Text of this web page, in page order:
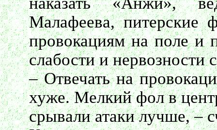
Малафеева, питерские
провокациям на поле и
слабости и нервозности
– Отвечать на
хуже. Мелкий фол в
срывали атаки лучше, –